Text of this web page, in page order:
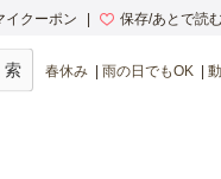
イクーポン 保存/あとで読
春休み 雨の日でもOK